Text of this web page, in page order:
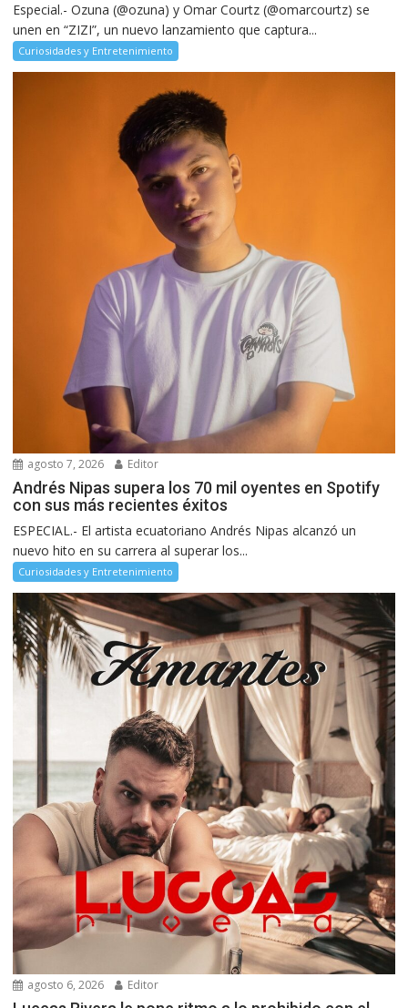
Especial.- Ozuna (@ozuna) y Omar Courtz (@omarcourtz) se
unen en “ZIZI”, un nuevo lanzamiento que captura...
Curiosidades y Entretenimiento
agosto 7, 2026 Editor
Andrés Nipas supera los 70 mil oyentes en Spotify
con sus más recientes éxitos
ESPECIAL.- El artista ecuatoriano Andrés Nipas alcanzó un
nuevo hito en su carrera al superar los...
Curiosidades y Entretenimiento
agosto 6, 2026 Editor